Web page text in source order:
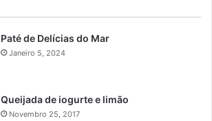
Paté de Delícias do Mar
Janeiro 5, 2024
Queijada de iogurte e limão
Novembro 25, 2017